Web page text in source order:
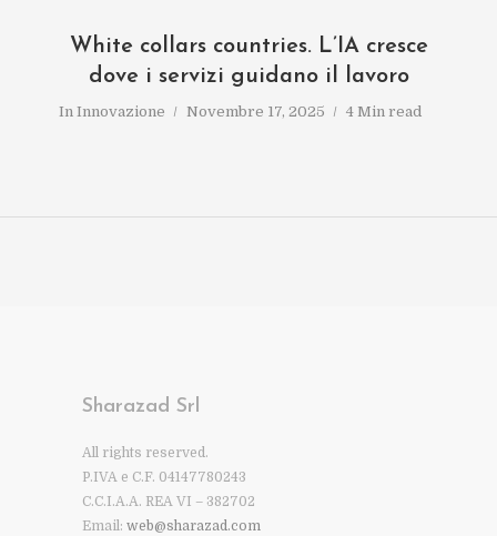
White collars countries. L’IA cresce
dove i servizi guidano il lavoro
In Innovazione Novembre 17, 2025 4 Min read
Sharazad Srl
All rights reserved.
P.IVA e C.F. 04147780243
C.C.I.A.A. REA VI – 382702
Email: web@sharazad.com